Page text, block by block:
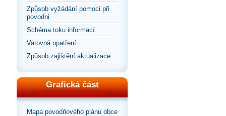
Způsob vyžádání pomoci při
povodni
Schéma toku informací
Varovná opatření
Způsob zajištění aktualizace
Grafická část
Mapa povodňového plánu obce